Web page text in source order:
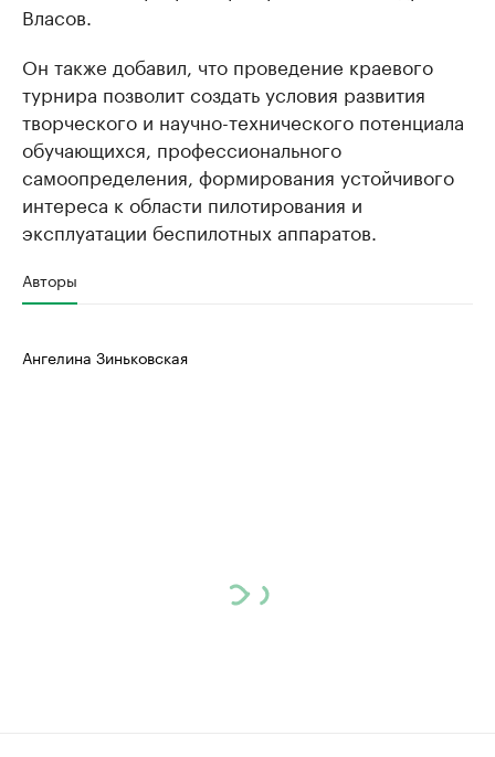
Власов.
Он также добавил, что проведение краевого
турнира позволит создать условия развития
творческого и научно-технического потенциала
обучающихся, профессионального
самоопределения, формирования устойчивого
интереса к области пилотирования и
эксплуатации беспилотных аппаратов.
Авторы
Ангелина Зиньковская